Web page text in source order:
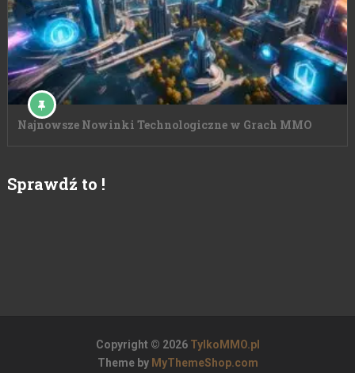
Najnowsze Nowinki Technologiczne w Grach MMO
Sprawdź to !
Copyright © 2026 TylkoMMO.pl
Theme by MyThemeShop.com